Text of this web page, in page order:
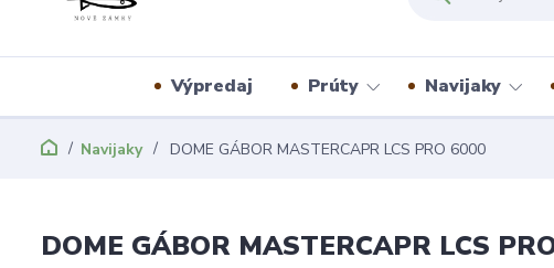
Výpredaj Prúty Navijaky
Navijaky DOME GÁBOR MASTERCAPR LCS PRO 6000
DOME GÁBOR MASTERCAPR LCS